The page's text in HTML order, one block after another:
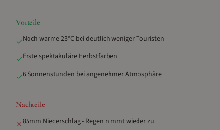
Vorteile
✓Noch warme 23°C bei deutlich weniger Touristen
✓Erste spektakuläre Herbstfarben
✓6 Sonnenstunden bei angenehmer Atmosphäre
Nachteile
✗85mm Niederschlag - Regen nimmt wieder zu